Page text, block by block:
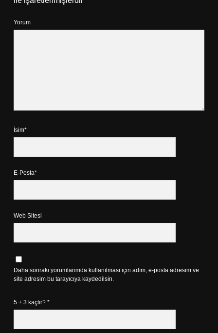
Yorum
İsim*
E-Posta*
Web Sitesi
Daha sonraki yorumlarımda kullanılması için adım, e-posta adresim ve
site adresim bu tarayıcıya kaydedilsin.
5 + 3 kaçtır? *